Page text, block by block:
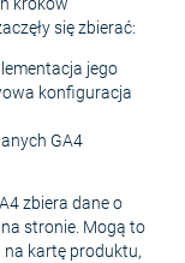
się zbierać:
jego
konfiguracja
GA4
zbiera dane o
stronie. Mogą to
na kartę produktu,